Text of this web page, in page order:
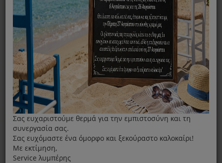
ΦΊΛΤΡΑ Ταξινόμηση ανά:
Εμφάνιση:
Σας ευχαριστούμε θερμά για την εμπιστοσύνη και τη
συνεργασία σας.
Σας ευχόμαστε ένα όμορφο και ξεκούραστο καλοκαίρι!
Με εκτίμηση,
Service λυμπέρης